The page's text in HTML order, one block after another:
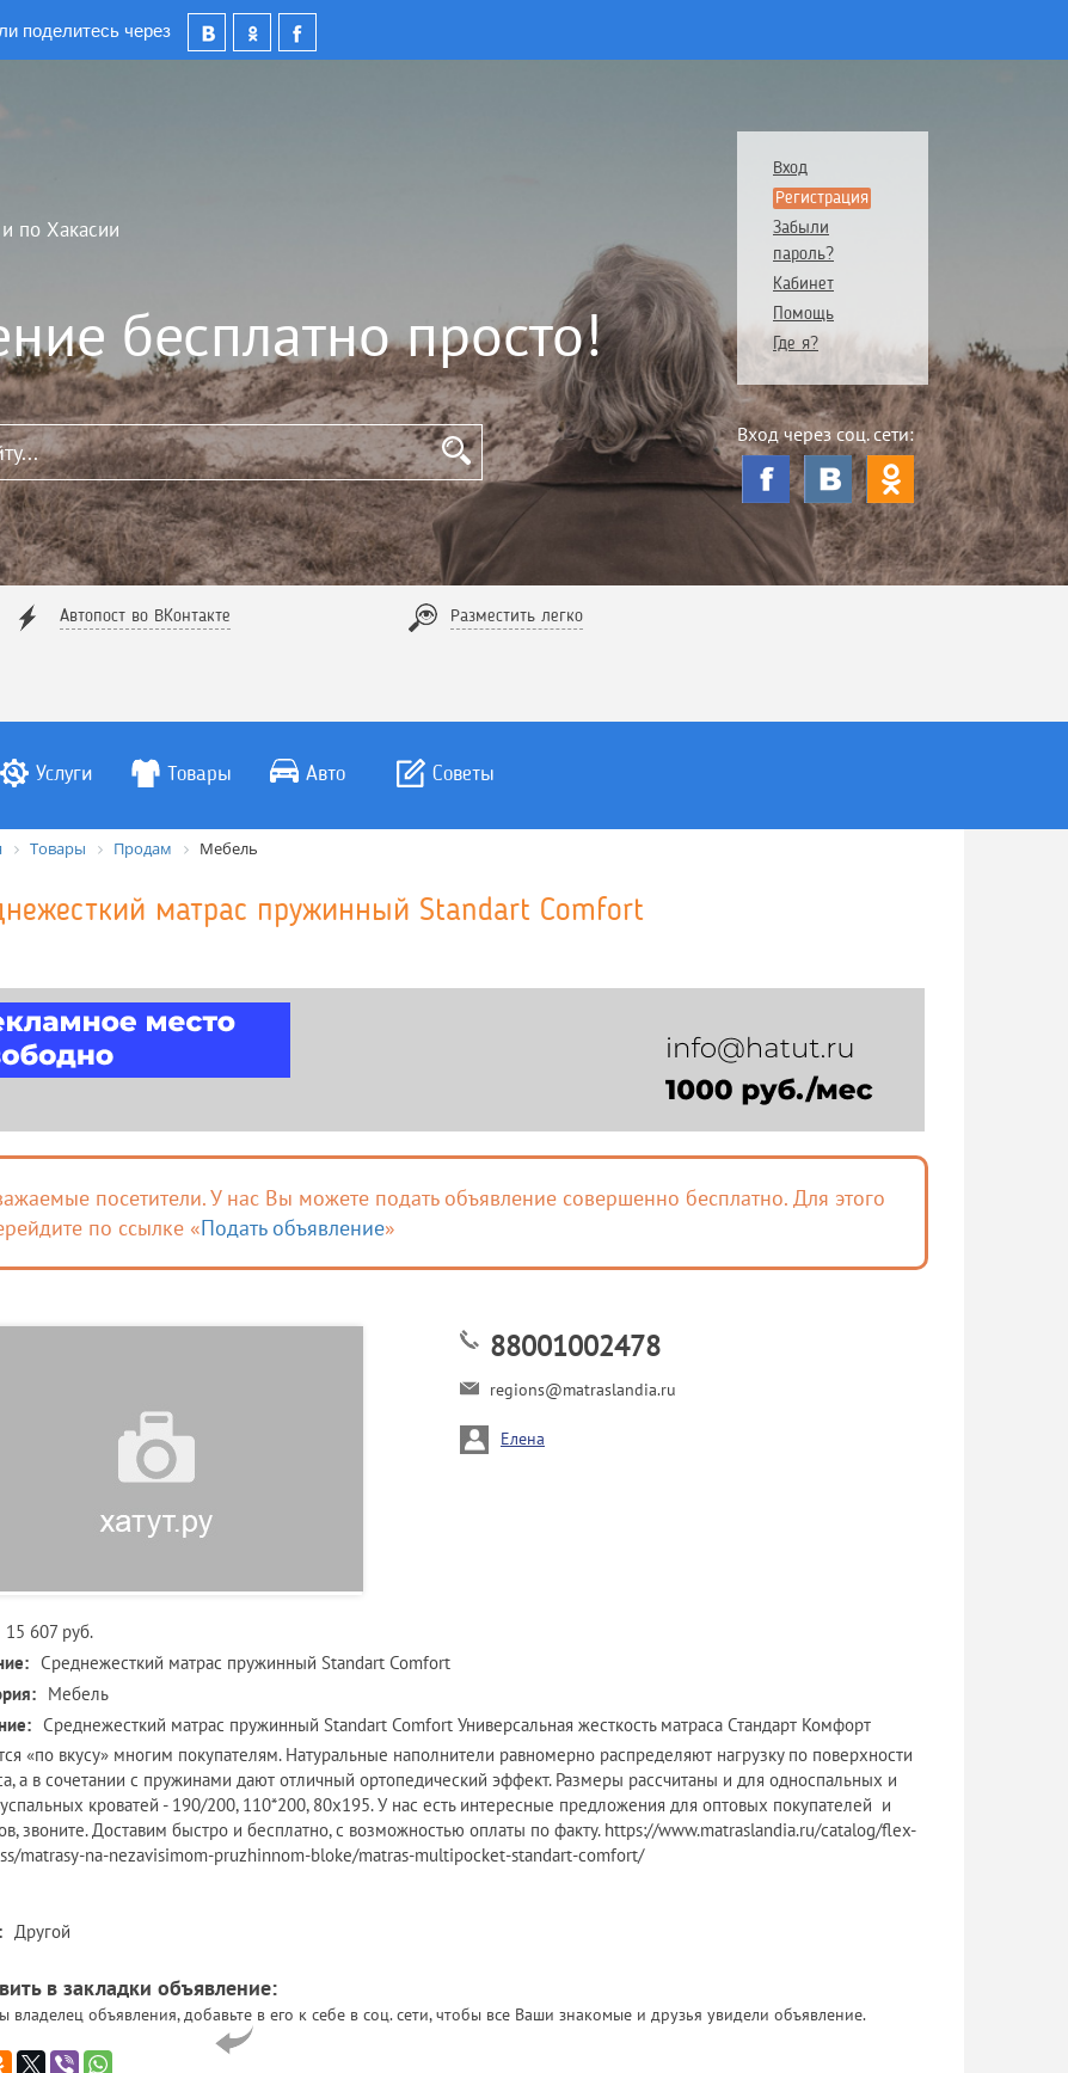
поделитесь через
по Хакасии
бесплатно просто!
Вход
Регистрация
Забыли
пароль?
Кабинет
Помощь
Где я?
Вход через соц. сети:
Автопост во ВКонтакте Разместить легко
Услуги Товары Авто Советы
Товары Продам Мебель
матрас пружинный Standart Comfort
посетители. У нас Вы можете подать объявление совершенно бесплатно. Для этого
по ссылке «Подать объявление»
88001002478
regions@matraslandia.ru
Елена
15 607 руб.
Среднежесткий матрас пружинный Standart Comfort
Мебель
Среднежесткий матрас пружинный Standart Comfort Универсальная жесткость матраса Стандарт Комфорт
«по вкусу» многим покупателям. Натуральные наполнители равномерно распределяют нагрузку по поверхности
а в сочетании с пружинами дают отличный ортопедический эффект. Размеры рассчитаны и для односпальных и
кроватей - 190/200, 110*200, 80х195. У нас есть интересные предложения для оптовых покупателей и
звоните. Доставим быстро и бесплатно, с возможностью оплаты по факту. https://www.matraslandia.ru/catalog/flex-
matrasy-na-nezavisimom-pruzhinnom-bloke/matras-multipocket-standart-comfort/
Другой
в закладки объявление:
владелец объявления, добавьте в его к себе в соц. сети, чтобы все Ваши знакомые и друзья увидели объявление.